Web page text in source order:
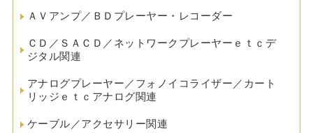
ＡＶアンプ／ＢＤプレーヤー・レコーダー
ＣＤ／ＳＡＣＤ／ネットワークプレーヤーｅｔｃデ
ジタル関連
アナログプレーヤー／フォノイコライザー／カート
リッジｅｔｃアナログ関連
ケーブル／アクセサリー関連